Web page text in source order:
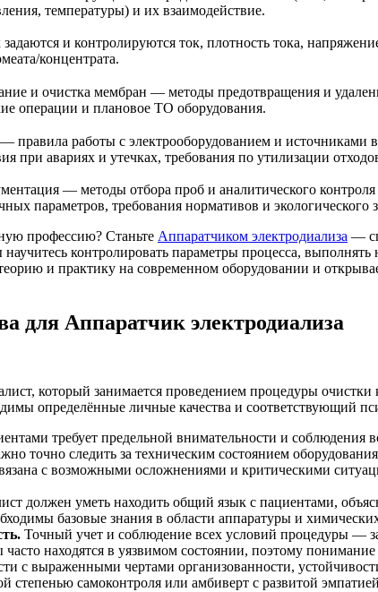
температуры) и их взаимодействие.
и контролируются ток, плотность тока,
концентрата.
и очистка мембран — методы предотвращения и
операции и плановое ТО оборудования.
правила работы с электрооборудованием и
при авариях и утечках, требования по утилизации
— методы отбора проб и аналитического
параметров, требования нормативов и экологического
профессию? Станьте Аппаратчиком электродиализа —
контролировать параметры процесса,
теорию и практику на современном оборудовании и
для Аппаратчик электродиализа
который занимается проведением процедуры
определённые личные качества и соответствующий
требует предельной внимательности и соблюдения
точно следить за техническим состоянием
с возможными осложнениями и критическими
должен уметь находить общий язык с пациентами,
базовые знания в области аппаратуры и
Точный учет и соблюдение всех условий процедуры —
находятся в уязвимом состоянии, поэтому
с выраженными чертами организованности,
степенью самоконтроля или амбиверт с развитой